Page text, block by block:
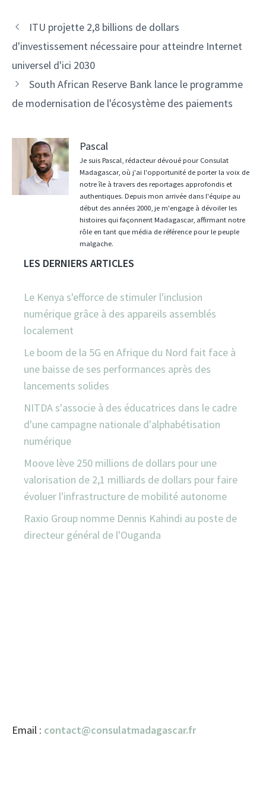
Navigation
des
ITU projette 2,8 billions de dollars
d'investissement nécessaire pour atteindre Internet
universel d'ici 2030
South African Reserve Bank lance le programme
de modernisation de l'écosystème des paiements
Pascal
Je suis Pascal, rédacteur dévoué pour Consulat
Madagascar, où j'ai l'opportunité de porter la voix de
notre île à travers des reportages approfondis et
authentiques. Depuis mon arrivée dans l'équipe au
début des années 2000, je m'engage à dévoiler les
histoires qui façonnent Madagascar, affirmant notre
rôle en tant que média de référence pour le peuple
malgache.
LES DERNIERS ARTICLES
Le Kenya s'efforce de stimuler l'inclusion
numérique grâce à des appareils assemblés
localement
Le boom de la 5G en Afrique du Nord fait face à
une baisse de ses performances après des
lancements solides
NITDA s'associe à des éducatrices dans le cadre
d'une campagne nationale d'alphabétisation
numérique
Moove lève 250 millions de dollars pour une
valorisation de 2,1 milliards de dollars pour faire
évoluer l'infrastructure de mobilité autonome
Raxio Group nomme Dennis Kahindi au poste de
directeur général de l'Ouganda
Email : contact@consulatmadagascar.fr